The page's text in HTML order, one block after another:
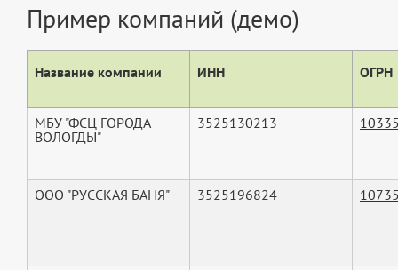
Пример компаний (демо)
Название компании ИНН ОГРН
МБУ "ФСЦ ГОРОДА
ВОЛОГДЫ"
3525130213
ООО "РУССКАЯ БАНЯ" 3525196824